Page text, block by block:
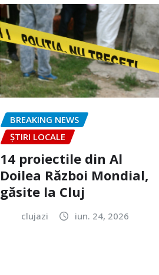
BREAKING NEWS
ȘTIRI LOCALE
14 proiectile din Al
Doilea Război Mondial,
găsite la Cluj
clujazi iun. 24, 2026